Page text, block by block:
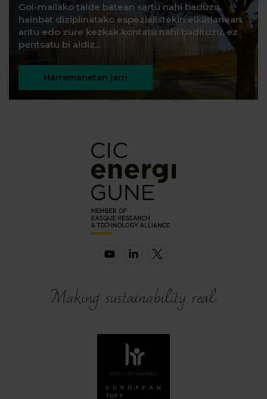
Goi-mailako talde batean sartu nahi baduzu,
hainbat diziplinatako espezialistekin elkarlanean
aritu edo zure kezkak kontatu nahi badituzu, ez
pentsatu bi aldiz...
Harremanetan jarri